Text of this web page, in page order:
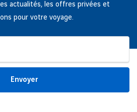
actualités, les offres privées et
pour votre voyage.
Envoyer